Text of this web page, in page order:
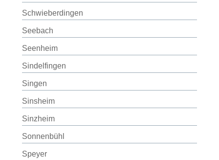
Schwieberdingen
Seebach
Seenheim
Sindelfingen
Singen
Sinsheim
Sinzheim
Sonnenbühl
Speyer